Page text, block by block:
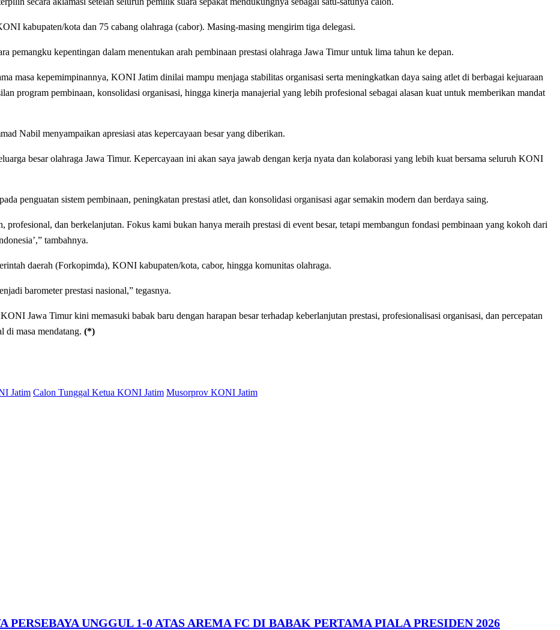
kabupaten/kota dan 75 cabang olahraga (cabor). Masing-masing mengirim tiga delegasi.
pemangku kepentingan dalam menentukan arah pembinaan prestasi olahraga Jawa Timur untuk lima tahun ke depan.
masa kepemimpinannya, KONI Jatim dinilai mampu menjaga stabilitas organisasi serta meningkatkan daya saing atlet di berbagai kejuaraan
program pembinaan, konsolidasi organisasi, hingga kinerja manajerial yang lebih profesional sebagai alasan kuat untuk memberikan mandat
Nabil menyampaikan apresiasi atas kepercayaan besar yang diberikan.
besar olahraga Jawa Timur. Kepercayaan ini akan saya jawab dengan kerja nyata dan kolaborasi yang lebih kuat bersama seluruh KONI
penguatan sistem pembinaan, peningkatan prestasi atlet, dan konsolidasi organisasi agar semakin modern dan berdaya saing.
dan berkelanjutan. Fokus kami bukan hanya meraih prestasi di event besar, tetapi membangun fondasi pembinaan yang kokoh dari
tambahnya.
daerah (Forkopimda), KONI kabupaten/kota, cabor, hingga komunitas olahraga.
barometer prestasi nasional,” tegasnya.
Jawa Timur kini memasuki babak baru dengan harapan besar terhadap keberlanjutan prestasi, profesionalisasi organisasi, dan percepatan
di masa mendatang. (*)
Jatim Calon Tunggal Ketua KONI Jatim Musorprov KONI Jatim
PERSEBAYA UNGGUL 1-0 ATAS AREMA FC DI BABAK PERTAMA PIALA PRESIDEN 2026